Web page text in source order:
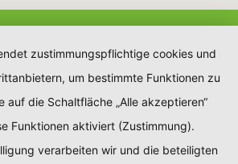
zustimmungspflichtige cookies und
um bestimmte Funktionen zu
auf die Schaltfläche „Alle akzeptieren“
Funktionen aktiviert (Zustimmung).
verarbeiten wir und die beteiligten